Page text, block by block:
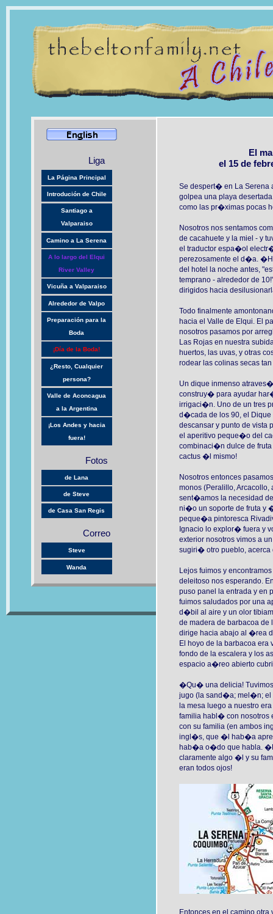
Liga
La Página Principal
Introdución de Chile
Santiago a
Valparaiso
Camino a La Serena
A lo largo del Elqui
River Valley
Vicuña a Valparaiso
Alrededor de Valpo
Preparación para la
Boda
¡Día de la Boda!
¿Resto, Cualquier
persona?
Valle de Aconcagua
a la Argentina
¡Los Andes y hacia
fuera!
Fotos
de Lana
de Steve
de Casa San Regis
Correo
Steve
Wanda
El
el 15 de
Se despert� en La Serena
golpea una playa
como las pr�ximas pocas
Nosotros nos sentamos
de cacahuete y la miel - y
el traductor espa�ol
perezosamente el d�a.
del hotel la noche antes,
temprano - alrededor de
dirigidos hacia
Todo finalmente
hacia el Valle de Elqui. El
nosotros pasamos por
Las Rojas en nuestra
huertos, las uvas, y otras
rodear las colinas secas
Un dique inmenso
construy� para ayudar
irrigaci�n. Uno de un tres
d�cada de los 90, el
descansar y punto de vista
el aperitivo peque�o del
combinaci�n dulce de
cactus �l mismo!
Nosotros entonces
monos (Peralillo,
sent�amos la necesidad
ni�o un soporte de fruta y
peque�a pintoresca
Ignacio lo explor� fuera y
exterior nosotros vimos a
sugiri� otro pueblo, acerca
Lejos fuimos y
deleitoso nos esperando.
puso panel la entrada y en
fuimos saludados por una
d�bil al aire y un olor
de madera de barbacoa de
dirige hacia abajo al �rea
El hoyo de la barbacoa
fondo de la escalera y los
espacio a�reo abierto
�Qu� una delicia! Tuvimos
jugo (la sand�a; mel�n; el
la mesa luego a nuestro
familia habl� con nosotros
con su familia (en ambos
ingl�s, que �l hab�a
hab�a o�do que habla.
claramente algo �l y su
eran todos ojos!
Entonces en el camino